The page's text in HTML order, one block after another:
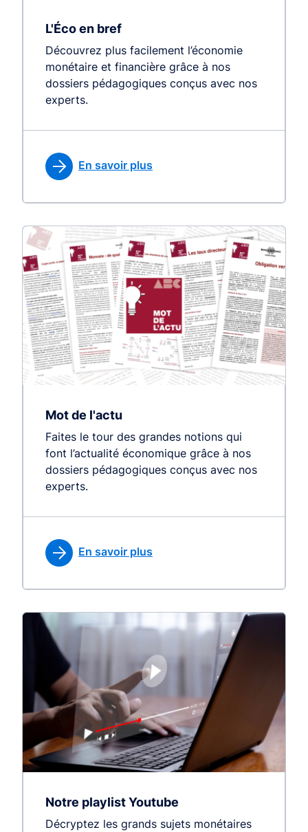
L'Éco en bref
Découvrez plus facilement l’économie
monétaire et financière grâce à nos
dossiers pédagogiques conçus avec nos
experts.
En savoir plus
Mot de l'actu
Faites le tour des grandes notions qui
font l’actualité économique grâce à nos
dossiers pédagogiques conçus avec nos
experts.
En savoir plus
Notre playlist Youtube
Décryptez les grands sujets monétaires